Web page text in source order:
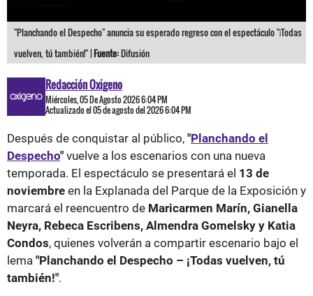
"Planchando el Despecho" anuncia su esperado regreso con el espectáculo "¡Todas
vuelven, tú también!" |Fuente:Difusión
Redacción Oxigeno
Miércoles, 05 De Agosto 2026 6:04 PM
Actualizado el 05 de agosto del 2026 6:04 PM
Después de conquistar al público, "Planchando el
Despecho" vuelve a los escenarios con una nueva
temporada. El espectáculo se presentará el 13 de
noviembre en la Explanada del Parque de la Exposición y
marcará el reencuentro de Maricarmen Marín, Gianella
Neyra, Rebeca Escribens, Almendra Gomelsky y Katia
Condos, quienes volverán a compartir escenario bajo el
lema "Planchando el Despecho – ¡Todas vuelven, tú
también!".